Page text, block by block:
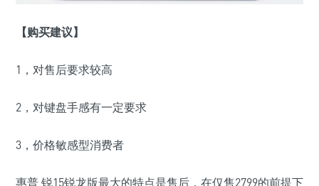
【购买建议】
1，对售后要求较高
2，对键盘手感有一定要求
3，价格敏感型消费者
惠普 锐15锐龙版最大的特点是售后，在仅售2799的前提下